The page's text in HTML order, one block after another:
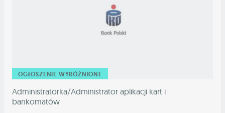
OGŁOSZENIE WYRÓŻNIONE
Administratorka/Administrator aplikacji kart i
bankomatów